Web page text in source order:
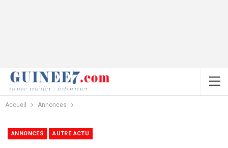
Accueil Annonces
ANNONCES AUTRE ACTU